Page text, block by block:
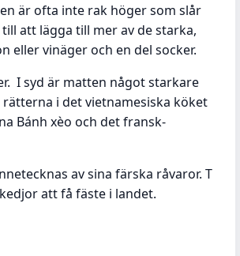
är ofta inte rak höger som slår
att lägga till mer av de starka,
eller vinäger och en del socker.
I syd är matten något starkare
i det vietnamesiska köket
Bánh xèo och det fransk-
av sina färska råvaror. T
att få fäste i landet.